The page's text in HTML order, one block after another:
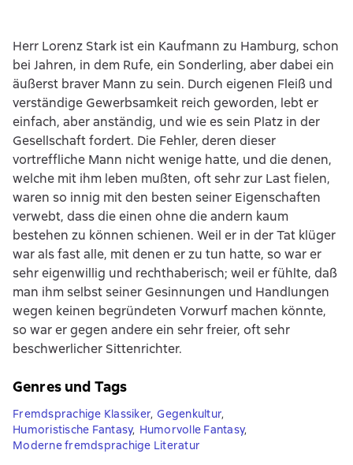
Herr Lorenz Stark ist ein Kaufmann zu Hamburg, schon
bei Jahren, in dem Rufe, ein Sonderling, aber dabei ein
äußerst braver Mann zu sein. Durch eigenen Fleiß und
verständige Gewerbsamkeit reich geworden, lebt er
einfach, aber anständig, und wie es sein Platz in der
Gesellschaft fordert. Die Fehler, deren dieser
vortreffliche Mann nicht wenige hatte, und die denen,
welche mit ihm leben mußten, oft sehr zur Last fielen,
waren so innig mit den besten seiner Eigenschaften
verwebt, dass die einen ohne die andern kaum
bestehen zu können schienen. Weil er in der Tat klüger
war als fast alle, mit denen er zu tun hatte, so war er
sehr eigenwillig und rechthaberisch; weil er fühlte, daß
man ihm selbst seiner Gesinnungen und Handlungen
wegen keinen begründeten Vorwurf machen könnte,
so war er gegen andere ein sehr freier, oft sehr
beschwerlicher Sittenrichter.
Genres und Tags
Fremdsprachige Klassiker, Gegenkultur,
Humoristische Fantasy, Humorvolle Fantasy,
Moderne fremdsprachige Literatur